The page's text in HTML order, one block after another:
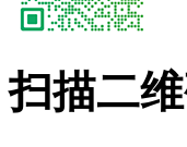
扫描二